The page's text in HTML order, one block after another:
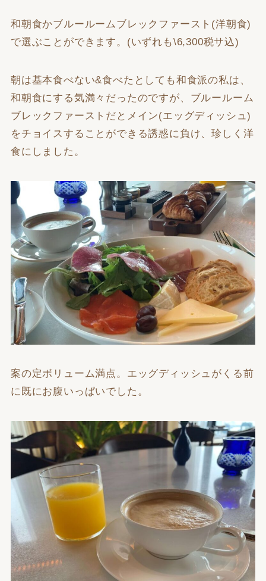
和朝食かブルールームブレックファースト(洋朝食)
で選ぶことができます。(いずれも\6,300税サ込)
朝は基本食べない&食べたとしても和食派の私は、
和朝食にする気満々だったのですが、ブルールーム
ブレックファーストだとメイン(エッグディッシュ)
をチョイスすることができる誘惑に負け、珍しく洋
食にしました。
案の定ボリューム満点。エッグディッシュがくる前
に既にお腹いっぱいでした。